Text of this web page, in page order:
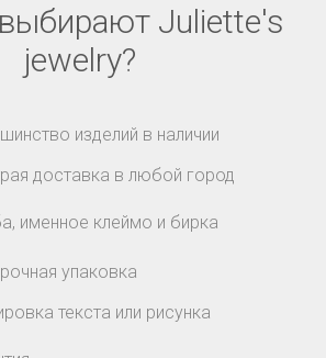
Juliette's
jewelry?
изделий в наличии
доставка в любой город
упаковка
текста или рисунка
именное клеймо и бирка